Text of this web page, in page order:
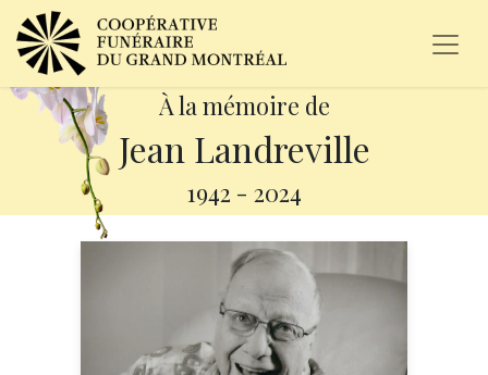
À la mémoire de
Jean Landreville
1942 - 2024